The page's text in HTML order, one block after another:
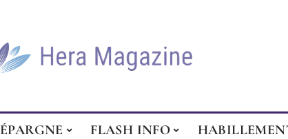
ÉPARGNE FLASH INFO